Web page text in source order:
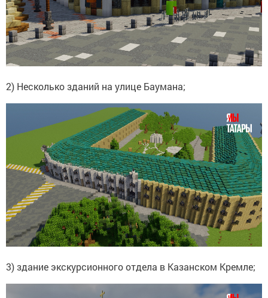
2) Несколько зданий на улице Баумана;
3) здание экскурсионного отдела в Казанском Кремле;